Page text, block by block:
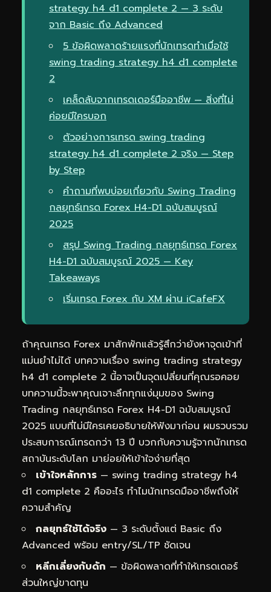
strategy h4 d1 complete 2 — 3 ระดับ
จาก Basic ถึง Advanced
5 ข้อผิดพลาดร้ายแรงที่นักเทรดทำเมื่อใช้
swing trading strategy h4 d1 complete
2
เคล็ดลับจากเทรดเดอร์มืออาชีพ — สิ่งที่ไม่
ค่อยมีใครบอก
ตัวอย่างการเทรด swing trading
strategy h4 d1 complete 2 จริง — Step
by Step
คำถามที่พบบ่อยเกี่ยวกับ Swing Trading
กลยุทธ์เทรด Forex H4-D1 ฉบับสมบูรณ์
2025
สรุป Swing Trading กลยุทธ์เทรด Forex
H4-D1 ฉบับสมบูรณ์ 2025 — Key
Takeaways
เริ่มเทรด Forex กับ XM ผ่าน iCafeFX
ถ้าคุณเทรด Forex มาสักพักแล้วรู้สึกว่ายังหาจุดเข้าที่
แม่นยำไม่ได้ บทความเรื่อง swing trading strategy
h4 d1 complete 2 นี้อาจเป็นจุดเปลี่ยนที่คุณรอคอย
บทความนี้จะพาคุณเจาะลึกทุกแง่มุมของ Swing
Trading กลยุทธ์เทรด Forex H4-D1 ฉบับสมบูรณ์
2025 แบบที่ไม่มีใครเคยอธิบายให้ฟังมาก่อน ผมรวบรวม
ประสบการณ์เทรดกว่า 13 ปี บวกกับความรู้จากนักเทรด
สถาบันระดับโลก มาย่อยให้เข้าใจง่ายที่สุด
เข้าใจหลักการ — swing trading strategy h4
d1 complete 2 คืออะไร ทำไมนักเทรดมืออาชีพถึงให้
ความสำคัญ
กลยุทธ์ใช้ได้จริง — 3 ระดับตั้งแต่ Basic ถึง
Advanced พร้อม entry/SL/TP ชัดเจน
หลีกเลี่ยงกับดัก — ข้อผิดพลาดที่ทำให้เทรดเดอร์
ส่วนใหญ่ขาดทุน